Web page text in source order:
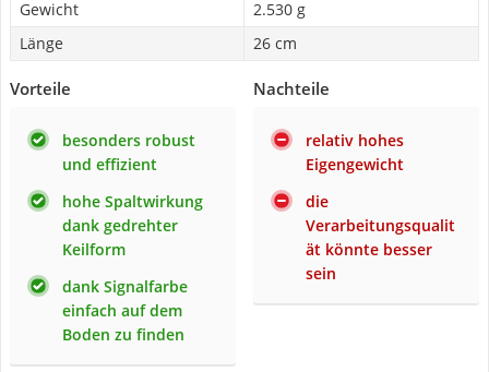
Gewicht
2.530 g
Länge
26 cm
Vorteile
besonders robust
und effizient
hohe Spaltwirkung
dank gedrehter
Keilform
dank Signalfarbe
einfach auf dem
Boden zu finden
Nachteile
relativ hohes
Eigengewicht
die
Verarbeitungsqualit
ät könnte besser
sein